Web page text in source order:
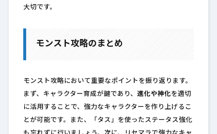
大切です。
モンスト攻略のまとめ
モンスト攻略において重要なポイントを振り返ります。
まず、キャラクター育成が鍵であり、 進化や神化を適切
に活用することで、強力なキャラクターを作り上げるこ
とが可能です。また、「タス」を使ったステータス強化